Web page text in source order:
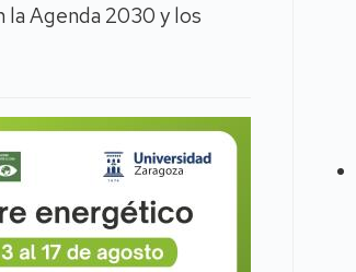
la Agenda 2030 y los